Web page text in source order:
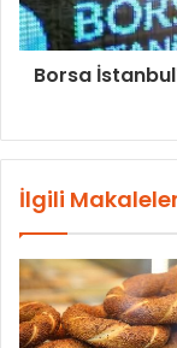
Borsa
İlgili